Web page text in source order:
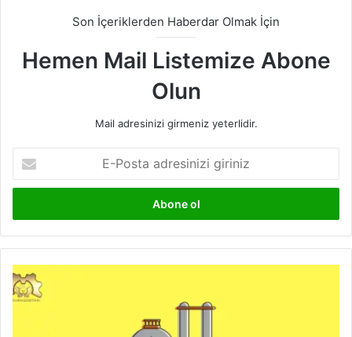
Son İçeriklerden Haberdar Olmak İçin
Hemen Mail Listemize Abone
Olun
Mail adresinizi girmeniz yeterlidir.
Posta
adresinizi
Petrol
ve
Doğalgaz